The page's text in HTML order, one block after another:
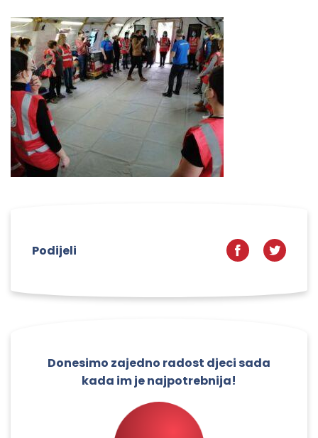
Podijeli
Donesimo zajedno radost djeci sada
kada im je najpotrebnija!